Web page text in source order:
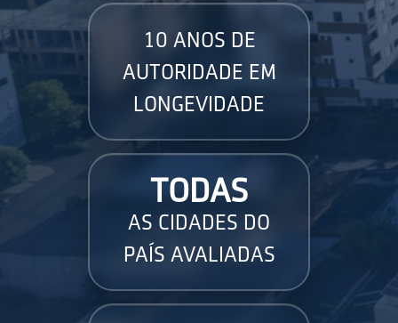
10 ANOS DE
AUTORIDADE EM
LONGEVIDADE
TODAS
AS CIDADES DO
PAÍS AVALIADAS